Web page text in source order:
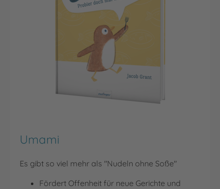
Umami
Es gibt so viel mehr als "Nudeln ohne Soße"
Fördert Offenheit für neue Gerichte und